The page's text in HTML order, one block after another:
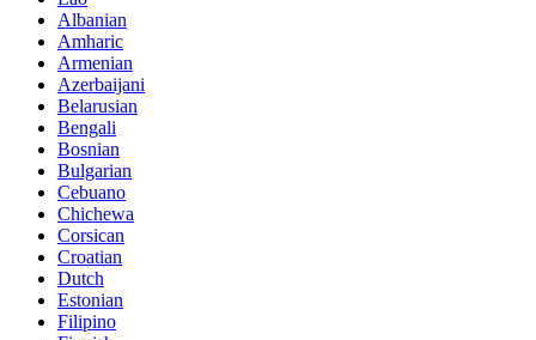
Albanian
Amharic
Armenian
Azerbaijani
Belarusian
Bengali
Bosnian
Bulgarian
Cebuano
Chichewa
Corsican
Croatian
Dutch
Estonian
Filipino